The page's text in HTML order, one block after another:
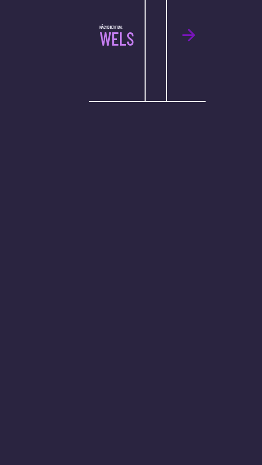
NÄCHSTER FILM:
WELS